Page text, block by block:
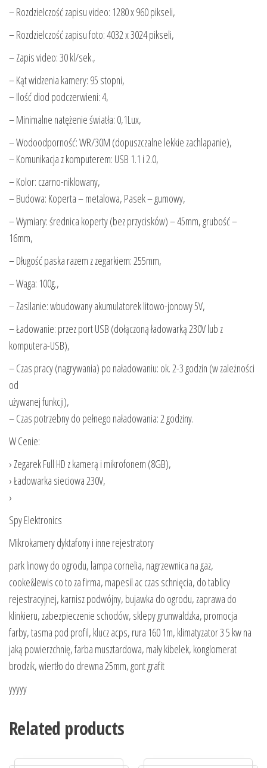
– Rozdzielczość zapisu video: 1280 x 960 pikseli,
– Rozdzielczość zapisu foto: 4032 x 3024 pikseli,
– Zapis video: 30 kl/sek.,
– Kąt widzenia kamery: 95 stopni,
– Ilość diod podczerwieni: 4,
– Minimalne natężenie światła: 0,1Lux,
– Wodoodporność: WR/30M (dopuszczalne lekkie zachlapanie),
– Komunikacja z komputerem: USB 1.1 i 2.0,
– Kolor: czarno-niklowany,
– Budowa: Koperta – metalowa, Pasek – gumowy,
– Wymiary: średnica koperty (bez przycisków) – 45mm, grubość –
16mm,
– Długość paska razem z zegarkiem: 255mm,
– Waga: 100g.,
– Zasilanie: wbudowany akumulatorek litowo-jonowy 5V,
– Ładowanie: przez port USB (dołączoną ładowarką 230V lub z
komputera-USB),
– Czas pracy (nagrywania) po naładowaniu: ok. 2-3 godzin (w zależności
od
używanej funkcji),
– Czas potrzebny do pełnego naładowania: 2 godziny.
W Cenie:
› Zegarek Full HD z kamerą i mikrofonem (8GB),
› Ładowarka sieciowa 230V,
›
Spy Elektronics
Mikrokamery dyktafony i inne rejestratory
park linowy do ogrodu, lampa cornelia, nagrzewnica na gaz,
cooke&lewis co to za firma, mapesil ac czas schnięcia, do tablicy
rejestracyjnej, karnisz podwójny, bujawka do ogrodu, zaprawa do
klinkieru, zabezpieczenie schodów, sklepy grunwaldzka, promocja
farby, tasma pod profil, klucz acps, rura 160 1m, klimatyzator 3 5 kw na
jaką powierzchnię, farba musztardowa, mały kibelek, konglomerat
brodzik, wiertło do drewna 25mm, gont grafit
yyyyy
Related products